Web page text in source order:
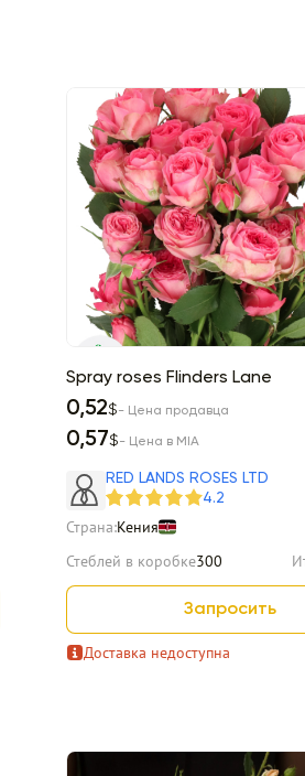
Spray roses Flinders Lane
0,52$- Цена продавца
0,57$- Цена в MIA
RED LANDS ROSES LTD
4.2
Страна:Кения
Стеблей в коробке300
Запросить
Доставка недоступна